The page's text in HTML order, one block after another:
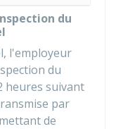
du
l'employeur
du
heures suivant
par
de